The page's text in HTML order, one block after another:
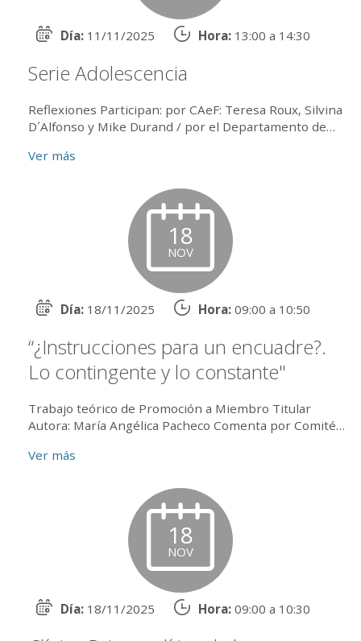
Día: 11/11/2025 Hora: 13:00 a 14:30
Serie Adolescencia
Reflexiones Participan: por CAeF: Teresa Roux, Silvina
D´Alfonso y Mike Durand / por el Departamento de
Ver más
18
NOV
Día: 18/11/2025 Hora: 09:00 a 10:50
“¿Instrucciones para un encuadre?.
Lo contingente y lo constante"
Trabajo teórico de Promoción a Miembro Titular
Autora: María Angélica Pacheco Comenta por Comité
Científica: J...
Ver más
18
NOV
Día: 18/11/2025 Hora: 09:00 a 10:30